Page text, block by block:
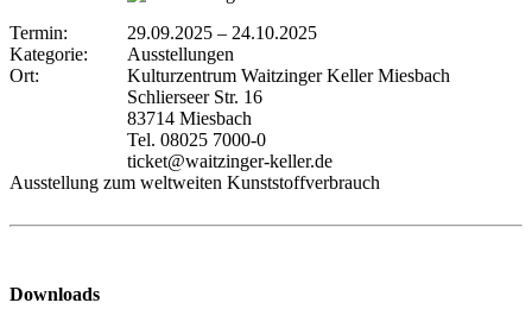
Termin: 29.09.2025 – 24.10.2025
Kategorie:
Ausstellungen
Ort:
Kulturzentrum Waitzinger Keller Miesbach
Schlierseer Str. 16
83714 Miesbach
Tel. 08025 7000-0
ticket@waitzinger-keller.de
Ausstellung zum weltweiten Kunststoffverbrauch
Downloads